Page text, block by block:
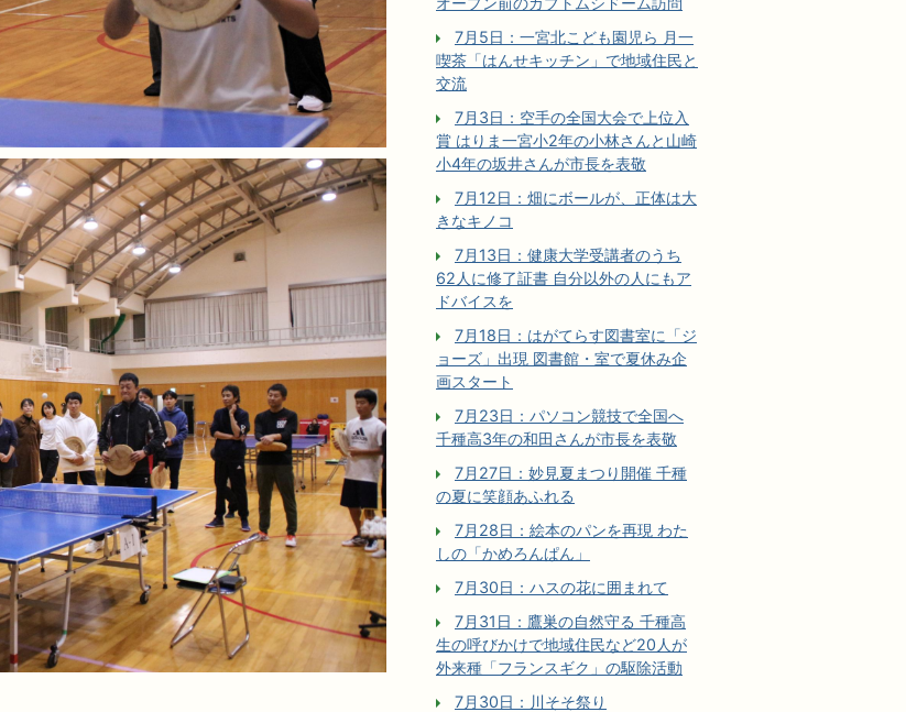
7月5日：一宮北こども園児ら 月一
喫茶「はんせキッチン」で地域住民と
交流
7月3日：空手の全国大会で上位入
賞 はりま一宮小2年の小林さんと山崎
小4年の坂井さんが市長を表敬
7月12日：畑にボールが、正体は大
きなキノコ
7月13日：健康大学受講者のうち
62人に修了証書 自分以外の人にもア
ドバイスを
7月18日：はがてらす図書室に「ジ
ョーズ」出現 図書館・室で夏休み企
画スタート
7月23日：パソコン競技で全国へ
千種高3年の和田さんが市長を表敬
7月27日：妙見夏まつり開催 千種
の夏に笑顔あふれる
7月28日：絵本のパンを再現 わた
しの「かめろんぱん」
7月30日：ハスの花に囲まれて
7月31日：鷹巣の自然守る 千種高
生の呼びかけで地域住民など20人が
外来種「フランスギク」の駆除活動
7月30日：川そそ祭り